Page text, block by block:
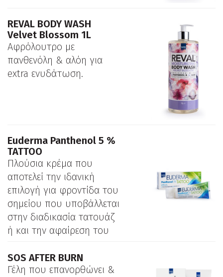
REVAL BODY WASH
Velvet Blossom 1L
Αφρόλουτρο με
πανθενόλη & αλόη για
extra ενυδάτωση.
Εuderma Panthenol 5 %
TATTOO
Πλούσια κρέμα που
αποτελεί την ιδανική
επιλογή για φροντίδα του
σημείου που υποβάλλεται
στην διαδικασία τατουάζ
ή και την αφαίρεση του
SOS AFTER BURN
Γέλη που επανορθώνει &